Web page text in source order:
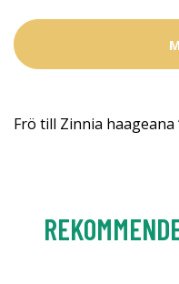
Frö till Zinnia haageana